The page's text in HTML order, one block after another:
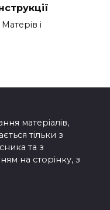
і
матеріалів,
тільки з
та з
на сторінку, з